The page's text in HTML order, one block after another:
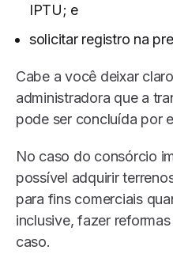
IPTU; e
solicitar registro na
Cabe a você deixar
administradora que a
pode ser concluída por
No caso do consórcio
possível adquirir
para fins comerciais
inclusive, fazer
caso.